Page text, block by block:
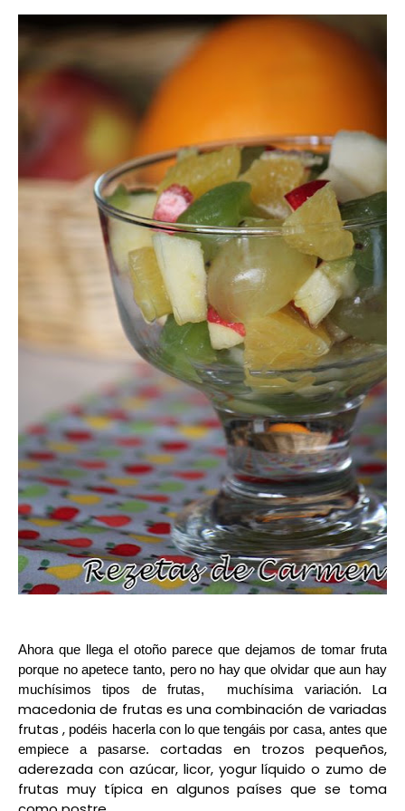
Ahora que llega el otoño parece que dejamos de tomar fruta
porque no apetece tanto, pero no hay que olvidar que aun hay
muchísimos tipos de frutas, muchísima variación.La
macedonia de frutas es una combinación de variadas
frutas , podéis hacerla con lo que tengáis por casa, antes que
empiece a pasarse. cortadas en trozos pequeños,
aderezada con azúcar, licor, yogur líquido o zumo de
frutas muy típica en algunos países que se toma